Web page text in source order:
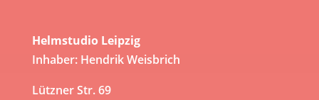
Helmstudio Leipzig
Inhaber: Hendrik Weisbrich
Lützner Str. 69